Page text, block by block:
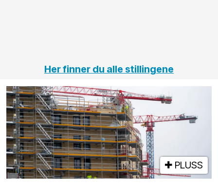
Her finner du alle stillingene
PLUSS